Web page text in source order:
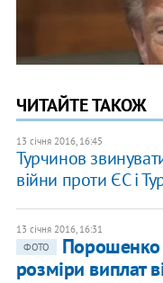
ЧИТАЙТЕ ТАКОЖ
13 січня 2016, 16:45
Турчинов
війни проти ЄС і
13 січня 2016, 16:31
ФОТО
Порошенко
розміри виплат